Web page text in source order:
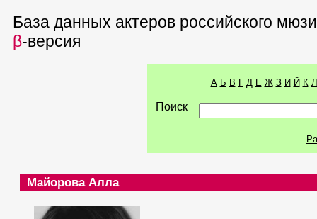
База данных актеров российского
β-версия
А Б В Г Д Е Ж З И Й К Л
Поиск
Майорова Алла